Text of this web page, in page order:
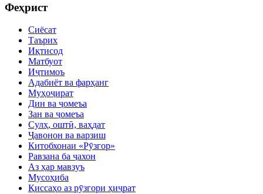
Феҳрист
Сиёсат
Таърих
Иқтисод
Матбуот
Иҷтимоъ
Адабиёт ва фарҳанг
Муҳоҷират
Дин ва ҷомеъа
Зан ва ҷомеъа
Сулҳ, оштӣ, ваҳдат
Ҷавонон ва варзиш
Китобхонаи «Рӯзгор»
Равзана ба ҷахон
Аз ҳар мавзуъ
Мусоҳиба
Қиссаҳо аз рӯзгори ҳиҷрат